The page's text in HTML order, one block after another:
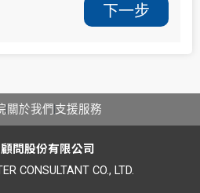
下一步
關於我們支援服務
問股份有限公司
CONSULTANT CO., LTD.